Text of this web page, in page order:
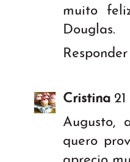
muito
Douglas.
Responder
Cristina
Augusto,
quero